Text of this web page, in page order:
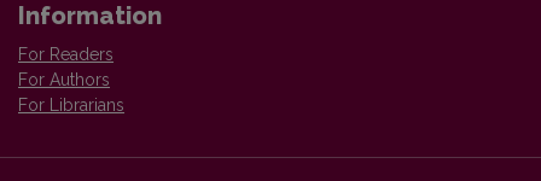
Information
For Readers
For Authors
For Librarians